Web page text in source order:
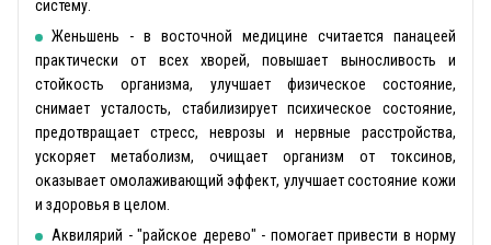
систему.
Женьшень - в восточной медицине считается панацеей
практически от всех хворей, повышает выносливость и
стойкость организма, улучшает физическое состояние,
снимает усталость, стабилизирует психическое состояние,
предотвращает стресс, неврозы и нервные расстройства,
ускоряет метаболизм, очищает организм от токсинов,
оказывает омолаживающий эффект, улучшает состояние кожи
и здоровья в целом.
Аквилярий - "райское дерево" - помогает привести в норму